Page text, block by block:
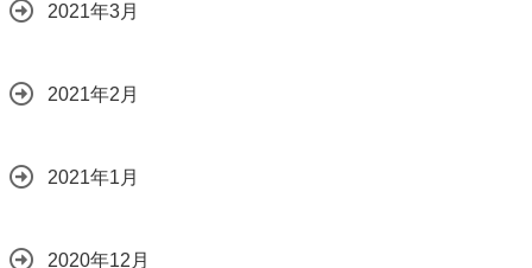
2021年3月
2021年2月
2021年1月
2020年12月